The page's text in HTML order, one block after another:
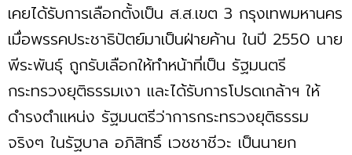
เคยได้รับการเลือกตั้งเป็น ส.ส.เขต 3 กรุงเทพมหานคร
เมื่อพรรคประชาธิปัตย์มาเป็นฝ่ายค้าน ในปี 2550 นาย
พีระพันธุ์ ถูกรับเลือกให้ทำหน้าที่เป็น รัฐมนตรี
กระทรวงยุติธรรมเงา และได้รับการโปรดเกล้าฯ ให้
ดำรงตำแหน่ง รัฐมนตรีว่าการกระทรวงยุติธรรม
จริงๆ ในรัฐบาล อภิสิทธิ์ เวชชาชีวะ เป็นนายก